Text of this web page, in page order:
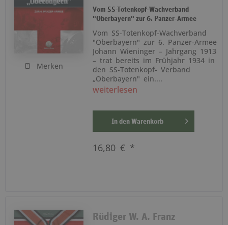
Merken
Vom SS-Totenkopf-Wachverband
"Oberbayern" zur 6. Panzer-Armee
Vom SS-Totenkopf-Wachverband
"Oberbayern" zur 6. Panzer-Armee
Johann Wieninger – Jahrgang 1913
– trat bereits im Frühjahr 1934 in
den SS-Totenkopf- Verband
„Oberbayern" ein....
weiterlesen
In den Warenkorb
16,80 € *
Rüdiger W. A. Franz